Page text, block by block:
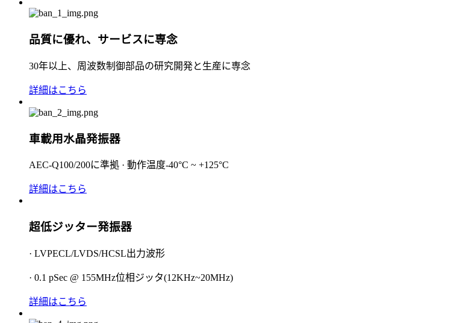
品質に優れ、サービスに専念
30年以上、周波数制御部品の研究開発と生産に専念
詳細はこちら
車載用水晶発振器
AEC-Q100/200に準拠 · 動作温度-40°C ~ +125°C
詳細はこちら
超低ジッター発振器
· LVPECL/LVDS/HCSL出力波形
· 0.1 pSec @ 155MHz位相ジッタ(12KHz~20MHz)
詳細はこちら